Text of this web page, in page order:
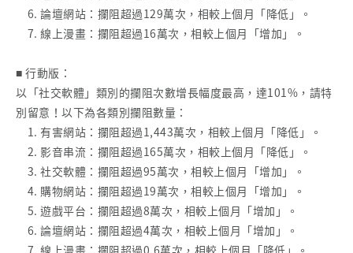
6. 論壇網站：攔阻超過129萬次，相較上個月「降低」。
7. 線上漫畫：攔阻超過16萬次，相較上個月「增加」。
■ 行動版：
以「社交軟體」類別的攔阻次數增長幅度最高，達101%，請特
別留意！以下為各類別攔阻數量：
1. 有害網站：攔阻超過1,443萬次，相較上個月「降低」。
2. 影音串流：攔阻超過165萬次，相較上個月「降低」。
3. 社交軟體：攔阻超過95萬次，相較上個月「增加」。
4. 購物網站：攔阻超過19萬次，相較上個月「增加」。
5. 遊戲平台：攔阻超過8萬次，相較上個月「增加」。
6. 論壇網站：攔阻超過4萬次，相較上個月「增加」。
7. 線上漫畫：攔阻超過0.6萬次，相較上個月「降低」。